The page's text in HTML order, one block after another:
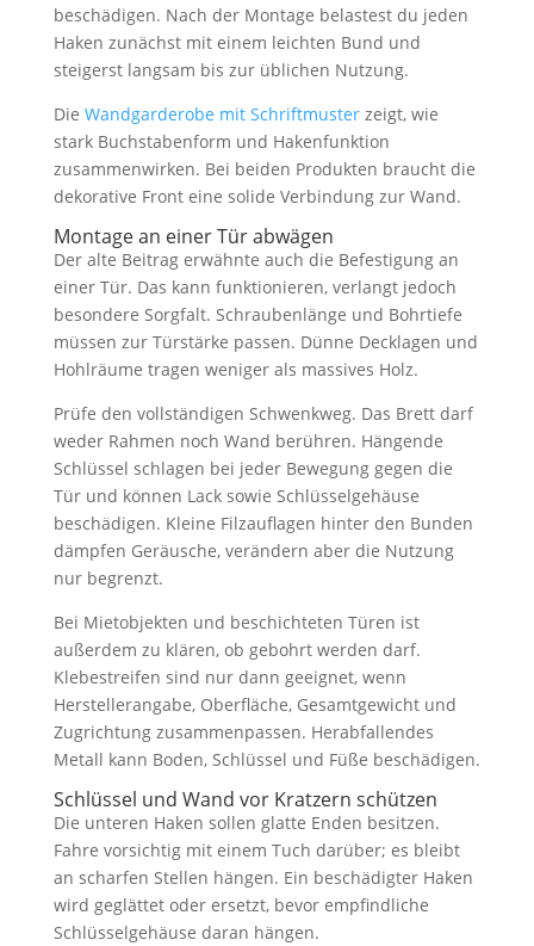
beschädigen. Nach der Montage belastest du jeden
Haken zunächst mit einem leichten Bund und
steigerst langsam bis zur üblichen Nutzung.
Die Wandgarderobe mit Schriftmusterzeigt, wie
stark Buchstabenform und Hakenfunktion
zusammenwirken. Bei beiden Produkten braucht die
dekorative Front eine solide Verbindung zur Wand.
Montage an einer Tür abwägen
Der alte Beitrag erwähnte auch die Befestigung an
einer Tür. Das kann funktionieren, verlangt jedoch
besondere Sorgfalt. Schraubenlänge und Bohrtiefe
müssen zur Türstärke passen. Dünne Decklagen und
Hohlräume tragen weniger als massives Holz.
Prüfe den vollständigen Schwenkweg. Das Brett darf
weder Rahmen noch Wand berühren. Hängende
Schlüssel schlagen bei jeder Bewegung gegen die
Tür und können Lack sowie Schlüsselgehäuse
beschädigen. Kleine Filzauflagen hinter den Bunden
dämpfen Geräusche, verändern aber die Nutzung
nur begrenzt.
Bei Mietobjekten und beschichteten Türen ist
außerdem zu klären, ob gebohrt werden darf.
Klebestreifen sind nur dann geeignet, wenn
Herstellerangabe, Oberfläche, Gesamtgewicht und
Zugrichtung zusammenpassen. Herabfallendes
Metall kann Boden, Schlüssel und Füße beschädigen.
Schlüssel und Wand vor Kratzern schützen
Die unteren Haken sollen glatte Enden besitzen.
Fahre vorsichtig mit einem Tuch darüber; es bleibt
an scharfen Stellen hängen. Ein beschädigter Haken
wird geglättet oder ersetzt, bevor empfindliche
Schlüsselgehäuse daran hängen.